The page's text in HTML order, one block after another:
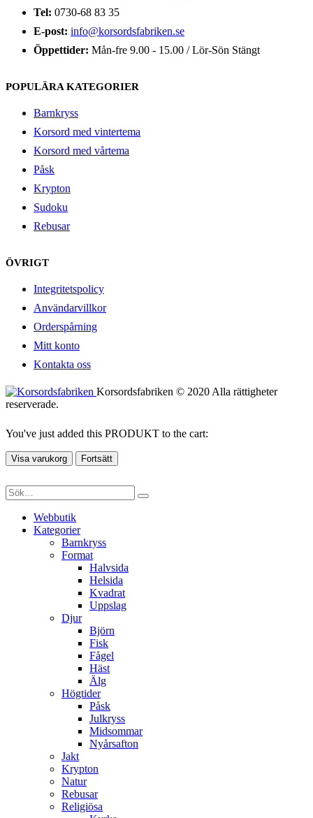
Tel: 0730-68 83 35
E-post: info@korsordsfabriken.se
Öppettider: Mån-fre 9.00 - 15.00 / Lör-Sön Stängt
POPULÄRA KATEGORIER
Barnkryss
Korsord med vintertema
Korsord med vårtema
Påsk
Krypton
Sudoku
Rebusar
ÖVRIGT
Integritetspolicy
Användarvillkor
Orderspårning
Mitt konto
Kontakta oss
Korsordsfabriken © 2020 Alla rättigheter
reserverade.
You've just added this PRODUKT to the cart:
Visa varukorg Fortsätt
Webbutik
Kategorier
Barnkryss
Format
Halvsida
Helsida
Kvadrat
Uppslag
Djur
Björn
Fisk
Fågel
Häst
Älg
Högtider
Påsk
Julkryss
Midsommar
Nyårsafton
Jakt
Krypton
Natur
Rebusar
Religiösa